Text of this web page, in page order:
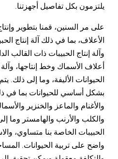
بكل تفاصيل أجهزتنا.
مر السنين، قمنا بتطوير وإنتاج آلات
بما في ذلك آلة إنتاج الحبيبات
إنتاج الحبيبات ذات القالب الدائري،
الأسماك وخط إنتاجها، وآلة إنتاج
الأليفة، وما إلى ذلك. يتم
أساسي للحيوانات بما في ذلك
والماعز والخنزير والأسماك
والأرنب والهامستر وما إلى
الخاصة بنا متساوي، والاستساغة
على تربية الحيوانات. المساحة